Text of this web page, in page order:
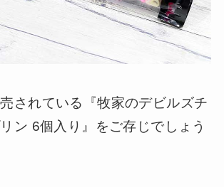
されている『牧家のデビルズチ
ン 6個入り』をご存じでしょう